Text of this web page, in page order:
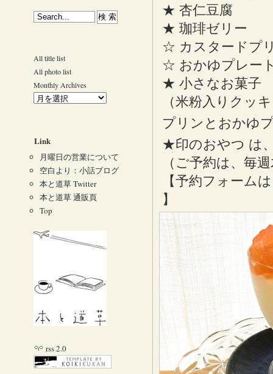
★ 杏仁豆腐
★ 珈琲ゼリー
☆ カスタードプ
☆ おかゆプレー
★ 小さなお菓子
（米粉入りクッ
プリンとおかゆ
★印のおやつ は
（ご予約は、毎
【予約フォーム
】
All title list
All photo list
Monthly Archives
Link
月曜日の営業について
空白より：小話ブログ
本と道草 Twitter
本と道草 通販頁
Top
rss 2.0